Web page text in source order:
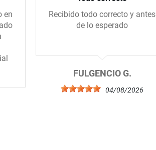
en
Recibido todo correcto y antes
de lo esperado
FULGENCIO G.
04/08/2026